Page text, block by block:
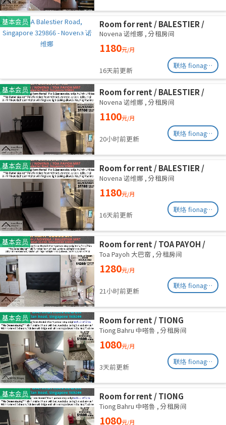
基本会员
Room for rent / BALESTIER /
NOVENA / Common room / 1pax
stay / Available immediate
Novena 诺维娜 , 分租房间
1180元/月
16天前更新
联络 fionag@transinex.com.sg
基本会员
Room for rent / BALESTIER /
NOVENA / Common room / 1pax
stay / Available immediate
Novena 诺维娜 , 分租房间
1100元/月
20小时前更新
联络 fionag@transinex.com.sg
基本会员
Room for rent / BALESTIER /
NOVENA / Common room / 1pax
stay / Available immediate
Novena 诺维娜 , 分租房间
1180元/月
16天前更新
联络 fionag@transinex.com.sg
基本会员
Room for rent / TOA PAYOH /
NOVENA / Common room / 1pax
stay / Available immediate
Toa Payoh 大巴窑 , 分租房间
1280元/月
21小时前更新
联络 fionag@transinex.com.sg
基本会员
Room for rent / TIONG
BAHRU/HAVELOCK / Common
room / 1pax stay / Available 13
August
Tiong Bahru 中嗒鲁 , 分租房间
1080元/月
3天前更新
联络 fionag@transinex.com.sg
基本会员
Room for rent / TIONG
BAHRU/HAVELOCK / Common
room / 1pax stay / Available 6
Tiong Bahru 中嗒鲁 , 分租房间
1080元/月